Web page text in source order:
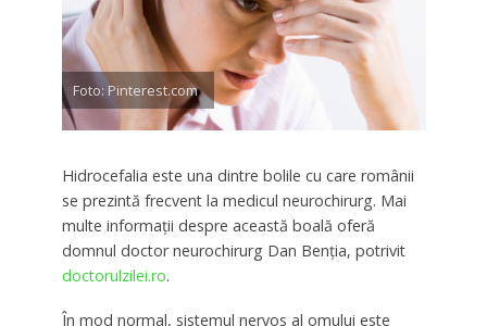
Foto: Pinterest.com
Hidrocefalia este una dintre bolile cu care românii
se prezintă frecvent la medicul neurochirurg. Mai
multe informații despre această boală oferă
domnul doctor neurochirurg Dan Benția, potrivit
doctorulzilei.ro.
În mod normal, sistemul nervos al omului este